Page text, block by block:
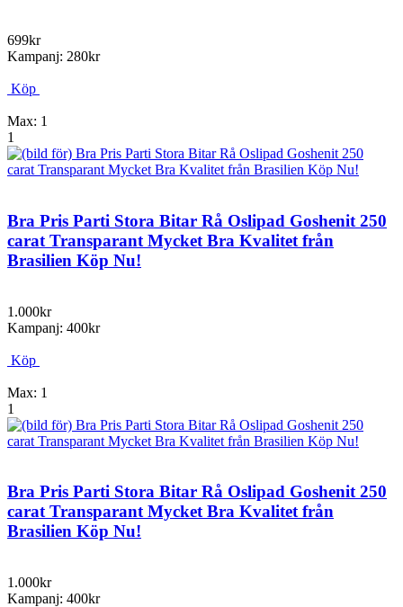
699kr
Kampanj: 280kr
Köp
Max: 1
1
Bra Pris Parti Stora Bitar Rå Oslipad Goshenit 250
carat Transparant Mycket Bra Kvalitet från
Brasilien Köp Nu!
1.000kr
Kampanj: 400kr
Köp
Max: 1
1
Bra Pris Parti Stora Bitar Rå Oslipad Goshenit 250
carat Transparant Mycket Bra Kvalitet från
Brasilien Köp Nu!
1.000kr
Kampanj: 400kr